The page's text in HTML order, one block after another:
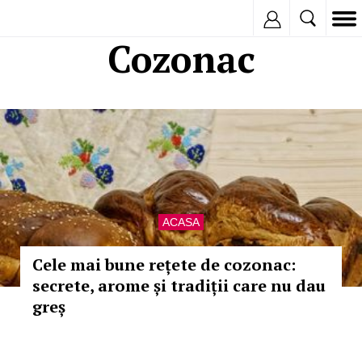
Cozonac
ACASA
Cele mai bune rețete de cozonac:
secrete, arome și tradiții care nu dau
greș